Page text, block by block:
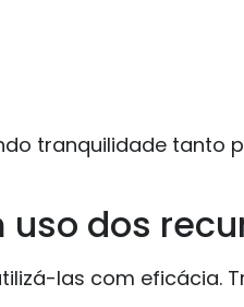
tranquilidade tanto
dos
las com eficácia.